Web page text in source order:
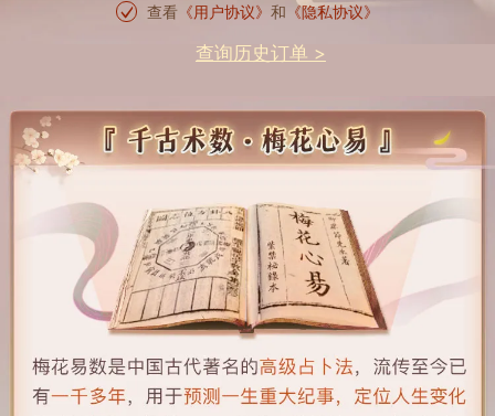
查看《用户协议》 和 《隐私协议》
查询历史订单 >